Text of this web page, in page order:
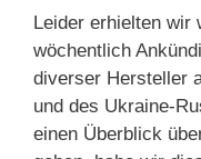
Leider erhielten wir
wöchentlich
diverser Hersteller
und des Ukraine-
einen Überblick